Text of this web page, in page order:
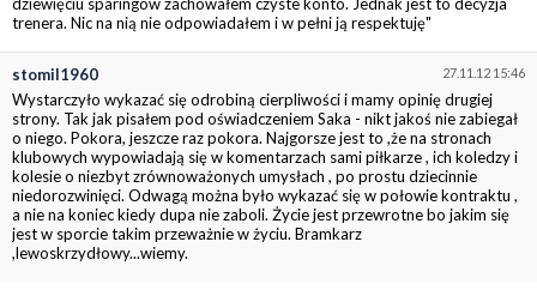
trenera. Nic na nią nie odpowiadałem i w pełni ją respektuję"
27.11.12 15:46
stomil1960
Wystarczyło wykazać się odrobiną cierpliwości i mamy opinię drugiej
strony. Tak jak pisałem pod oświadczeniem Saka - nikt jakoś nie zabiegał
o niego. Pokora, jeszcze raz pokora. Najgorsze jest to ,że na stronach
klubowych wypowiadają się w komentarzach sami piłkarze , ich koledzy i
kolesie o niezbyt zrównoważonych umysłach , po prostu dziecinnie
niedorozwinięci. Odwagą można było wykazać się w połowie kontraktu ,
a nie na koniec kiedy dupa nie zaboli. Życie jest przewrotne bo jakim się
jest w sporcie takim przeważnie w życiu. Bramkarz
,lewoskrzydłowy...wiemy.